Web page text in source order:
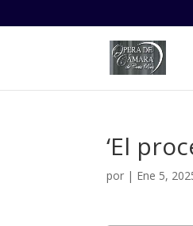
‘El
por | Ene 5,